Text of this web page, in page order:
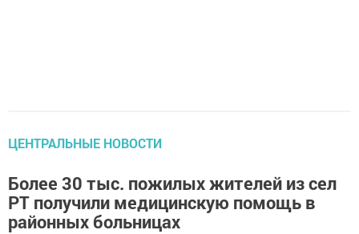
ЦЕНТРАЛЬНЫЕ НОВОСТИ
Более 30 тыс. пожилых жителей из сел
РТ получили медицинскую помощь в
районных больницах